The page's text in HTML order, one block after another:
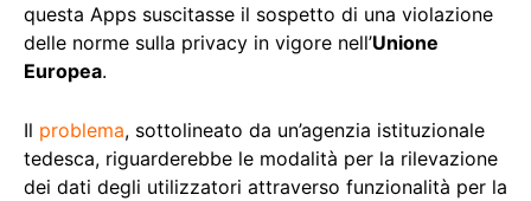
questa Apps suscitasse il sospetto di una violazione
delle norme sulla privacy in vigore nell’Unione
Europea.
Il problema, sottolineato da un’agenzia istituzionale
tedesca, riguarderebbe le modalità per la rilevazione
dei dati degli utilizzatori attraverso funzionalità per la